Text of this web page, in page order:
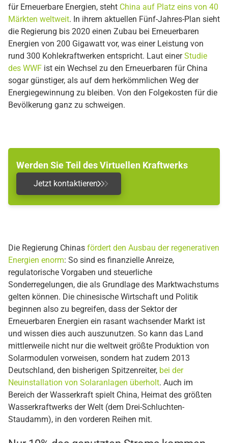
für Erneuerbare Energien, steht China auf Platz eins von 40
Märkten weltweit. In ihrem aktuellen Fünf-Jahres-Plan sieht
die Regierung bis 2020 einen Zubau bei Erneuerbaren
Energien von 200 Gigawatt vor, was einer Leistung von
rund 300 Kohlekraftwerken entspricht. Laut einerStudie
des WWF ist ein Wechsel zu den Erneuerbaren für China
sogar günstiger, als auf dem herkömmlichen Weg der
Energiegewinnung zu bleiben. Von den Folgekosten für die
Bevölkerung ganz zu schweigen.
Werden Sie Teil des Virtuellen Kraftwerks
Jetzt kontaktieren
Die Regierung Chinas fördert den Ausbau der regenerativen
Energien enorm: So sind es finanzielle Anreize,
regulatorische Vorgaben und steuerliche
Sonderregelungen, die als Grundlage des Marktwachstums
gelten können. Die chinesische Wirtschaft und Politik
beginnen also zu begreifen, dass der Sektor der
Erneuerbaren Energien ein rasant wachsender Markt ist
und wissen dies auch auszunutzen. So kann das Land
mittlerweile nicht nur die weltweit größte Produktion von
Solarmodulen vorweisen, sondern hat zudem 2013
Deutschland, den bisherigen Spitzenreiter, bei der
Neuinstallation von Solaranlagen überholt. Auch im
Bereich der Wasserkraft spielt China, Heimat des größten
Wasserkraftwerks der Welt (dem Drei-Schluchten-
Staudamm), in den vorderen Reihen mit.